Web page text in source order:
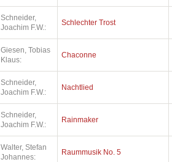
Schneider,
Joachim F.W.:
Schlechter Trost
Giesen, Tobias
Klaus:
Chaconne
Schneider,
Joachim F.W.:
Nachtlied
Schneider,
Joachim F.W.:
Rainmaker
Walter, Stefan
Johannes:
Raummusik No. 5